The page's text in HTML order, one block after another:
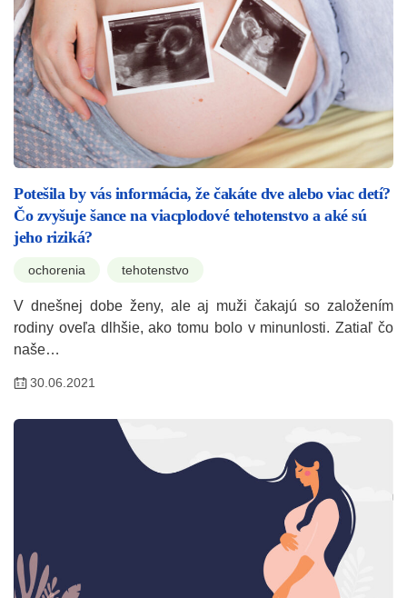
Potešila by vás informácia, že čakáte dve alebo viac detí?
Čo zvyšuje šance na viacplodové tehotenstvo a aké sú
jeho riziká?
ochorenia tehotenstvo
V dnešnej dobe ženy, ale aj muži čakajú so založením
rodiny oveľa dlhšie, ako tomu bolo v minunlosti. Zatiaľ čo
naše…
30.06.2021